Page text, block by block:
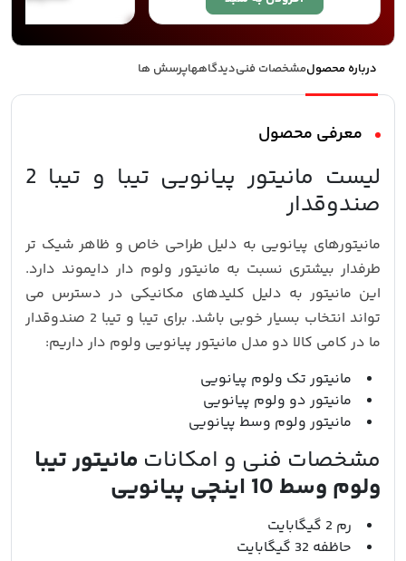
درباره محصولمشخصات فنیدیدگاههاپرسش ها
معرفی محصول
لیست مانیتور پیانویی تیبا و تیبا 2
صندوقدار
مانیتورهای پیانویی به دلیل طراحی خاص و ظاهر شیک تر
طرفدار بیشتری نسبت به مانیتور ولوم دار دایموند دارد.
این مانیتور به دلیل کلیدهای مکانیکی در دسترس می
تواند انتخاب بسیار خوبی باشد. برای تیبا و تیبا 2 صندوقدار
ما در کامی کالا دو مدل مانیتور پیانویی ولوم دار داریم:
مانیتور تک ولوم پیانویی
مانیتور دو ولوم پیانویی
مانیتور ولوم وسط پیانویی
مشخصات فنی و امکانات مانیتور تیبا
ولوم وسط 10 اینچی پیانویی
رم 2 گیگابایت
حاظفه 32 گیگابایت